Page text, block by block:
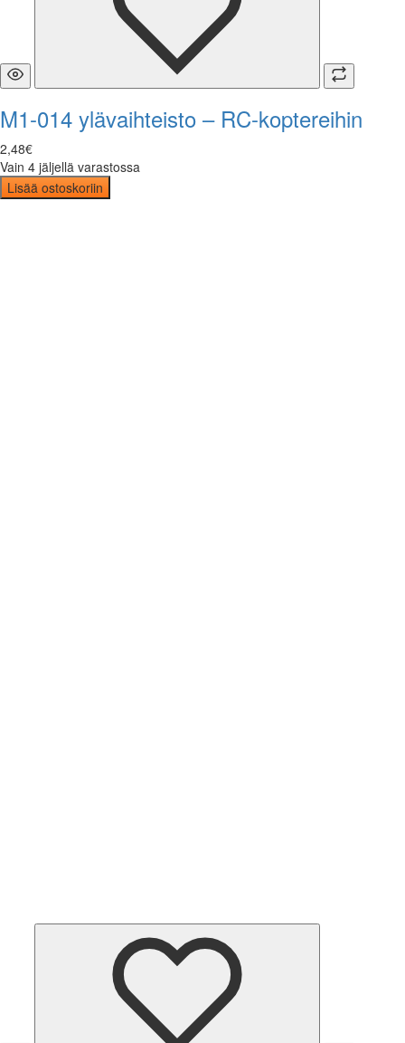
M1-014 ylävaihteisto – RC-koptereihin
2,48€
Vain 4 jäljellä varastossa
Lisää ostoskoriin